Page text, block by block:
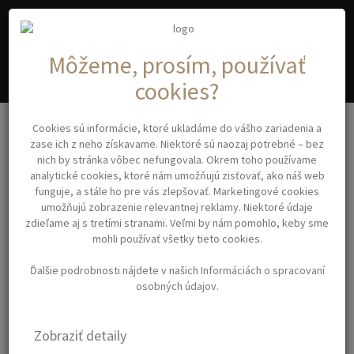
OSMETIC
KIEPE SCISSORS REGULAR PASTEL 2444/5,5´´- profesionálne
kadernícke nožnice
KIEPE SCISSORS REGULAR
PASTEL 2444/5,5´´-
PROFESIONÁLNE
KADERNÍCKE NOŽNICE
Môžeme, prosím, používať
cookies?
Cookies sú informácie, ktoré ukladáme do vášho zariadenia a
zase ich z neho získavame. Niektoré sú naozaj potrebné – bez
nich by stránka vôbec nefungovala. Okrem toho používame
analytické cookies, ktoré nám umožňujú zisťovať, ako náš web
funguje, a stále ho pre vás zlepšovať. Marketingové cookies
umožňujú zobrazenie relevantnej reklamy. Niektoré údaje
zdieľame aj s tretími stranami. Veľmi by nám pomohlo, keby sme
mohli používať všetky tieto cookies.
Ďalšie podrobnosti nájdete v našich Informáciách o spracovaní
osobných údajov.
Zobraziť detaily